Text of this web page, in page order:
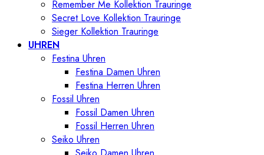
Remember Me Kollektion Trauringe
Secret Love Kollektion Trauringe
Sieger Kollektion Trauringe
UHREN
Festina Uhren
Festina Damen Uhren
Festina Herren Uhren
Fossil Uhren
Fossil Damen Uhren
Fossil Herren Uhren
Seiko Uhren